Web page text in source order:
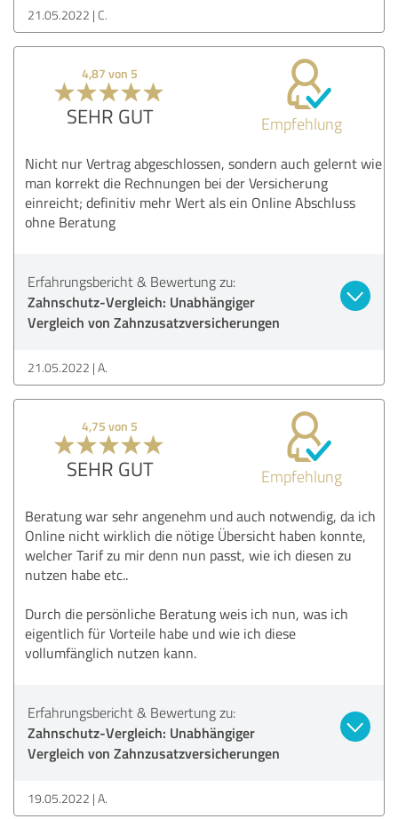
21.05.2022 C.
4,87 von 5
SEHR GUT Empfehlung
Nicht nur Vertrag abgeschlossen, sondern auch gelernt wie
man korrekt die Rechnungen bei der Versicherung
einreicht; definitiv mehr Wert als ein Online Abschluss
ohne Beratung
Erfahrungsbericht & Bewertung zu:
Zahnschutz-Vergleich: Unabhängiger
Vergleich von Zahnzusatzversicherungen
21.05.2022 A.
4,75 von 5
SEHR GUT Empfehlung
Beratung war sehr angenehm und auch notwendig, da ich
Online nicht wirklich die nötige Übersicht haben konnte,
welcher Tarif zu mir denn nun passt, wie ich diesen zu
nutzen habe etc..
Durch die persönliche Beratung weis ich nun, was ich
eigentlich für Vorteile habe und wie ich diese
vollumfänglich nutzen kann.
Erfahrungsbericht & Bewertung zu:
Zahnschutz-Vergleich: Unabhängiger
Vergleich von Zahnzusatzversicherungen
19.05.2022 A.